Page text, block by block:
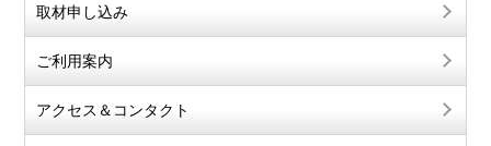
取材申し込み
ご利用案内
アクセス＆コンタクト